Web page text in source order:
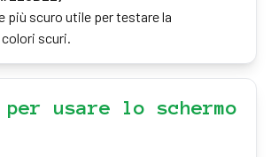
più scuro utile per testare la
scuri.
usare lo schermo